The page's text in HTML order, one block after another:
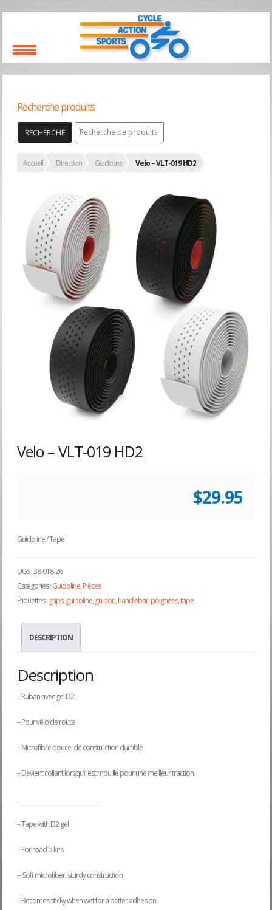
Recherche produits
RECHERCHE
Accueil Direction Guidoline Velo – VLT-019 HD2
Velo – VLT-019 HD2
$29.95
Guidoline / Tape
UGS :38-018-26
Catégories :Guidoline,Pièces
Étiquettes : grips, guidoline, guidon,handlebar,poignées,tape
DESCRIPTION
Description
– Ruban avec gel D2
– Pour vélo de route
– Microfibre douce, de construction durable
– Devient collant lorsqu’il est mouillé pour une meilleur traction.
– Tape with D2 gel
– For road bikes
– Soft microfiber, sturdy construction
– Becomes sticky when wet for a better adhesion